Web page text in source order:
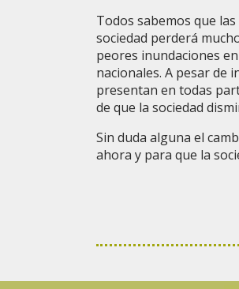
Todos sabemos que
sociedad perderá
peores inundaciones
nacionales. A pesar de
presentan en todas
de que la sociedad
Sin duda alguna el
ahora y para que la